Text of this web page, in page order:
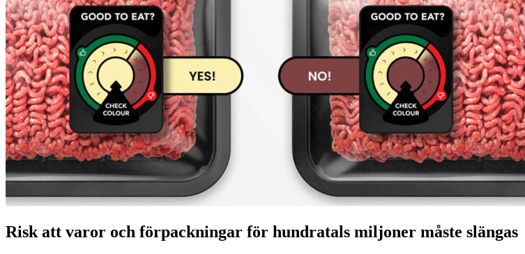
Risk att varor och förpackningar för hundratals miljoner måste slängas